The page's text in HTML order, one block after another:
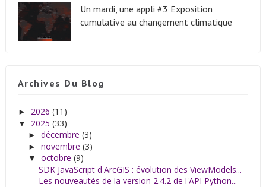
Un mardi, une appli #3 Exposition
cumulative au changement climatique
Archives Du Blog
► 2026 (11)
▼ 2025 (33)
► décembre (3)
► novembre (3)
▼ octobre (9)
SDK JavaScript d'ArcGIS : évolution des ViewModels...
Les nouveautés de la version 2.4.2 de l'API Python...